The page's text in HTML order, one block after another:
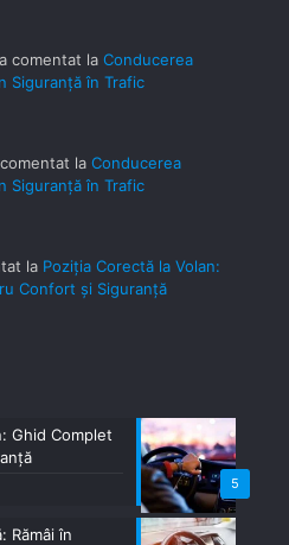
a comentat la Conducerea
Siguranță în Trafic
la Conducerea
Siguranță în Trafic
la Poziția Corectă la Volan:
Confort și Siguranță
5
Ghid Complet
Rămâi în